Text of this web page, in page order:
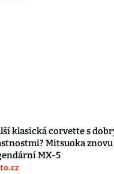
klasická corvette s
Mitsuoka
MX-5